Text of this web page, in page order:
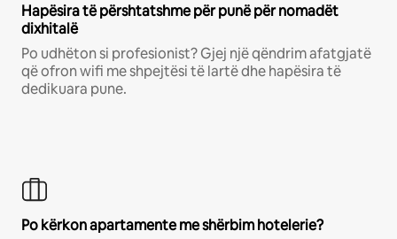
Hapësira të përshtatshme për punë për nomadët
dixhitalë
Po udhëton si profesionist? Gjej një qëndrim afatgjatë
që ofron wifi me shpejtësi të lartë dhe hapësira të
dedikuara pune.
Po kërkon apartamente me shërbim hotelerie?